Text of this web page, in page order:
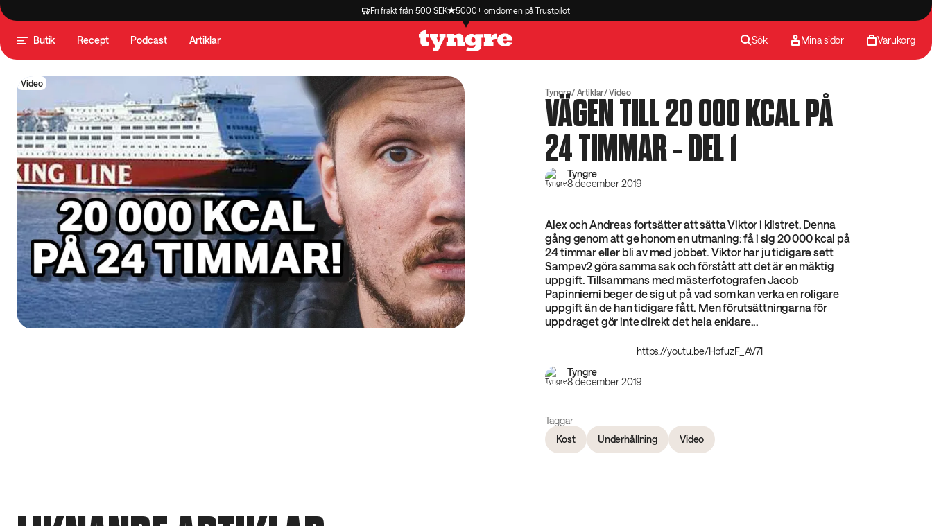
Fri frakt från 500 SEK 5000+ omdömen på Trustpilot
Butik Recept Podcast Artiklar Sök Mina sidor Varukorg
Video
Tyngre Artiklar Video
VÄGEN TILL 20 000 KCAL PÅ
24 TIMMAR - DEL 1
Tyngre
8 december 2019
Alex och Andreas fortsätter att sätta Viktor i klistret. Denna
gång genom att ge honom en utmaning: få i sig 20 000 kcal på
24 timmar eller bli av med jobbet. Viktor har ju tidigare sett
Sampev2 göra samma sak och förstått att det är en mäktig
uppgift. Tillsammans med mästerfotografen Jacob
Papinniemi beger de sig ut på vad som kan verka en roligare
uppgift än de han tidigare fått. Men förutsättningarna för
uppdraget gör inte direkt det hela enklare...
https://youtu.be/HbfuzF_AV7I
Tyngre
8 december 2019
Taggar
Kost
Underhållning Video